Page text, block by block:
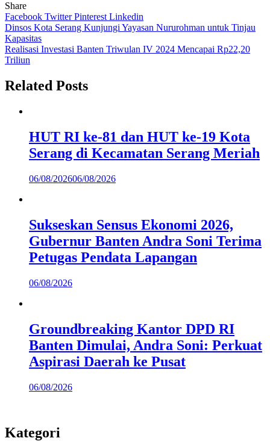
Share
Facebook TwitterPinterest Linkedin
Navigasi
pos
Dinsos Kota Serang Kunjungi Yayasan Nururohman untuk Tinjau
Kapasitas
Realisasi Investasi Banten Triwulan IV 2024 Mencapai Rp22,20
Triliun
Related Posts
HUT RI ke-81 dan HUT ke-19 Kota
Serang di Kecamatan Serang Meriah
06/08/202606/08/2026
Sukseskan Sensus Ekonomi 2026,
Gubernur Banten Andra Soni Terima
Petugas Pendata Lapangan
06/08/2026
Groundbreaking Kantor DPD RI
Banten Dimulai, Andra Soni: Perkuat
Aspirasi Daerah ke Pusat
06/08/2026
Kategori